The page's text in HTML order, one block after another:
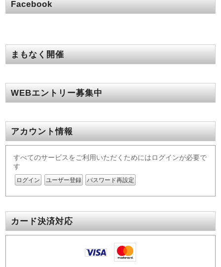
Facebook
まもなく開催
WEBエントリー募集中
アカウント情報
すべてのサービスをご利用いただくためにはログインが必要で
す
ログイン ユーザー登録 パスワード再設定
カード決済対応